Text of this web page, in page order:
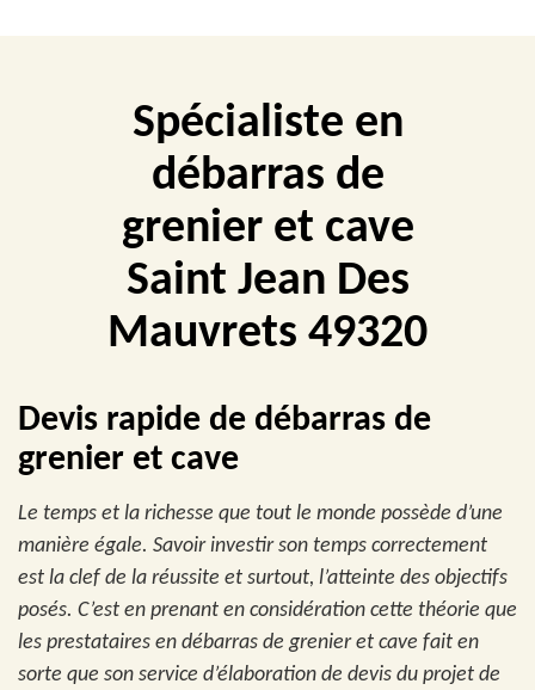
Spécialiste en
débarras de
grenier et cave
Saint Jean Des
Mauvrets 49320
Devis rapide de débarras de
grenier et cave
Le temps et la richesse que tout le monde possède d’une
manière égale. Savoir investir son temps correctement
est la clef de la réussite et surtout, l’atteinte des objectifs
posés. C’est en prenant en considération cette théorie que
les prestataires en débarras de grenier et cave fait en
sorte que son service d’élaboration de devis du projet de